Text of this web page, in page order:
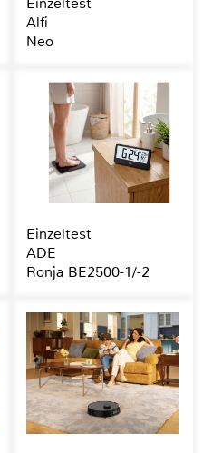
Alfi
Neo
Einzeltest
ADE
Ronja BE2500-1/-2